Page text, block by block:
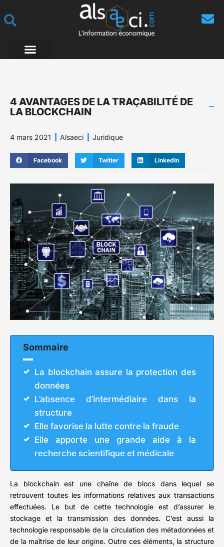
4 AVANTAGES DE LA TRAÇABILITÉ DE
LA BLOCKCHAIN
4 mars 2021 Alsaeci Juridique
Facebook Twitter LinkedIn
Sommaire
La blockchain assure la protection des
données
L’absence d’intermédiaire dans la
structure
Elle favorise la lutte contre la fraude
Elle apporte une grande aide à la
recherche scientifique et médicale
La blockchain est une chaîne de blocs dans lequel se
retrouvent toutes les informations relatives aux transactions
effectuées. Le but de cette technologie est d’assurer le
stockage et la transmission des données. C’est aussi la
technologie responsable de la circulation des métadonnées et
de la maîtrise de leur origine. Outre ces éléments, la structure